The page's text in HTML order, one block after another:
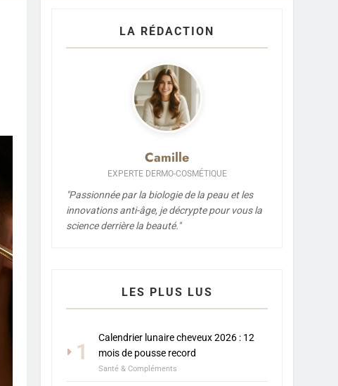
LA RÉDACTION
Camille
EXPERTE DERMO-COSMÉTIQUE
"Passionnée par la biologie de la peau et les
innovations anti-âge, je décrypte pour vous la
science derrière la beauté."
LES PLUS LUS
1
Calendrier lunaire cheveux 2026 : 12
mois de pousse record
Santé & Compléments